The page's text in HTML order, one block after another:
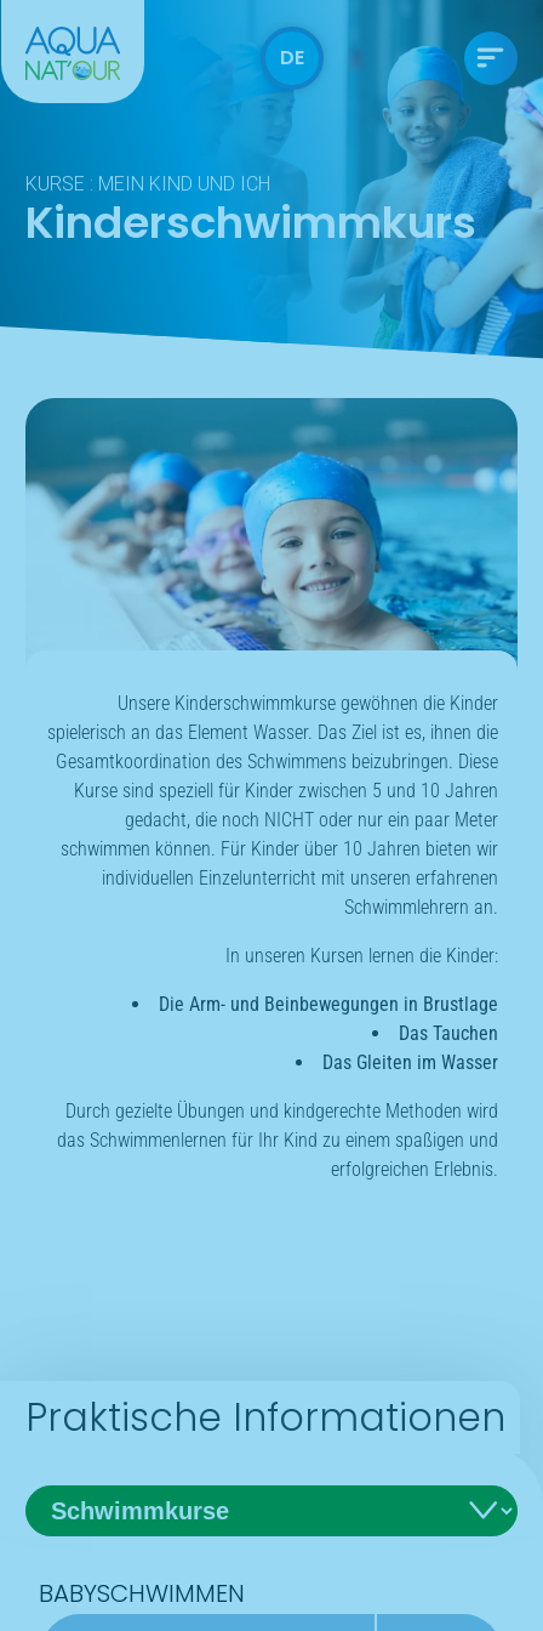
DE
KURSE : MEIN KIND UND ICH
Kinderschwimmkurs
Unsere Kinderschwimmkurse gewöhnen die Kinder
spielerisch an das Element Wasser. Das Ziel ist es, ihnen die
Gesamtkoordination des Schwimmens beizubringen. Diese
Kurse sind speziell für Kinder zwischen 5 und 10 Jahren
gedacht, die noch NICHT oder nur ein paar Meter
schwimmen können. Für Kinder über 10 Jahren bieten wir
individuellen Einzelunterricht mit unseren erfahrenen
Schwimmlehrern an.
In unseren Kursen lernen die Kinder:
Die Arm- und Beinbewegungen in Brustlage
Das Tauchen
Das Gleiten im Wasser
Durch gezielte Übungen und kindgerechte Methoden wird
das Schwimmenlernen für Ihr Kind zu einem spaßigen und
erfolgreichen Erlebnis.
Praktische Informationen
BABYSCHWIMMEN